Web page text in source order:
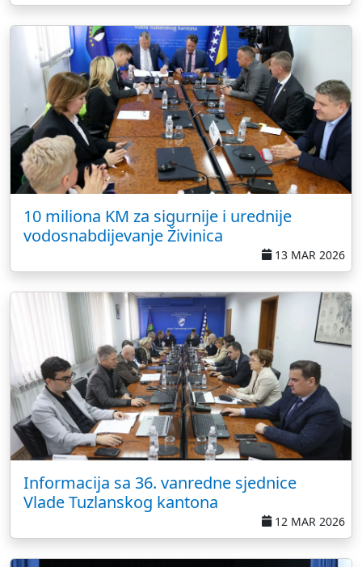
10 miliona KM za sigurnije i urednije
vodosnabdijevanje Živinica
13 MAR 2026
Informacija sa 36. vanredne sjednice
Vlade Tuzlanskog kantona
12 MAR 2026